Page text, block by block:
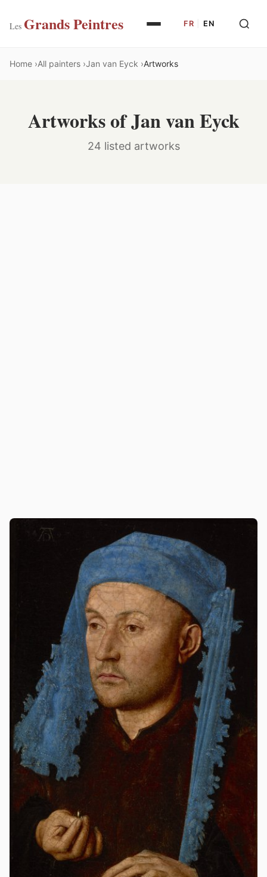
Les Grands Peintres FR EN
Home All painters Jan van Eyck Artworks
Artworks of Jan van Eyck
24 listed artworks